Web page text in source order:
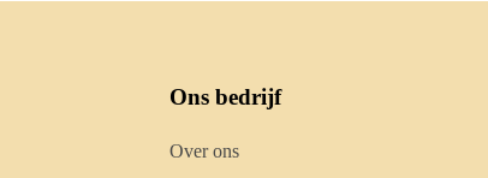
Ons bedrijf
Over ons